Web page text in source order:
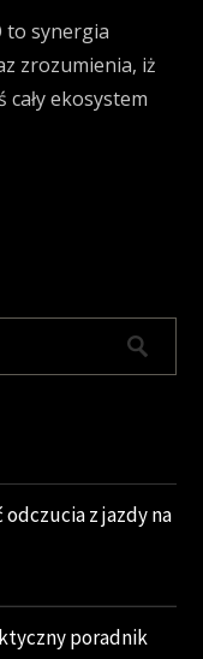
to synergia
zrozumienia, iż
ekosystem
z jazdy na
poradnik